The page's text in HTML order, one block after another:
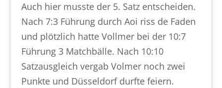
Auch hier musste der 5. Satz entscheiden.
Nach 7:3 Führung durch Aoi riss de Faden
und plötzlich hatte Vollmer bei der 10:7
Führung 3 Matchbälle. Nach 10:10
Satzausgleich vergab Volmer noch zwei
Punkte und Düsseldorf durfte feiern.